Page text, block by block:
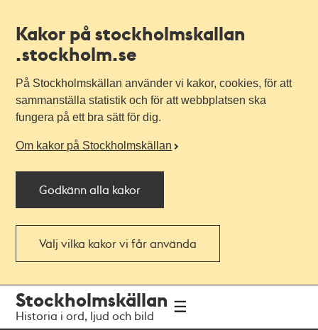
Kakor på stockholmskallan
.stockholm.se
På Stockholmskällan använder vi kakor, cookies, för att
sammanställa statistik och för att webbplatsen ska
fungera på ett bra sätt för dig.
Om kakor på Stockholmskällan
Godkänn alla kakor
Välj vilka kakor vi får använda
navigationen
huvudinnehållet
Stockholmskällan
Historia i ord, ljud och bild